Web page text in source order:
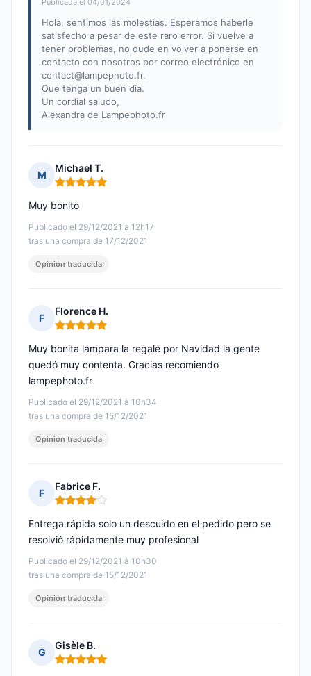
Publicada el 04/01/2024
Hola, sentimos las molestias. Esperamos haberle
satisfecho a pesar de este raro error. Si vuelve a
tener problemas, no dude en volver a ponerse en
contacto con nosotros por correo electrónico en
contact@lampephoto.fr.
Que tenga un buen día.
Un cordial saludo,
Alexandra de Lampephoto.fr
M
Michael T.
Nota: 5 de 5
Publicado el 29/12/2021 à 12h17
tras una compra de 17/12/2021
Muy bonito
Opinión traducida
F
Florence H.
Nota: 5 de 5
Publicado el 29/12/2021 à 10h34
tras una compra de 15/12/2021
Muy bonita lámpara la regalé por Navidad la gente
quedó muy contenta. Gracias recomiendo
lampephoto.fr
Opinión traducida
F
Fabrice F.
Nota: 4 de 5
Publicado el 29/12/2021 à 10h30
tras una compra de 15/12/2021
Entrega rápida solo un descuido en el pedido pero se
resolvió rápidamente muy profesional
Opinión traducida
G
Gisèle B.
Nota: 5 de 5